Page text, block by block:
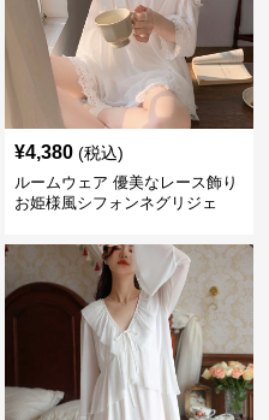
¥4,380 (税込)
ルームウェア 優美なレース飾り
お姫様風シフォンネグリジェ